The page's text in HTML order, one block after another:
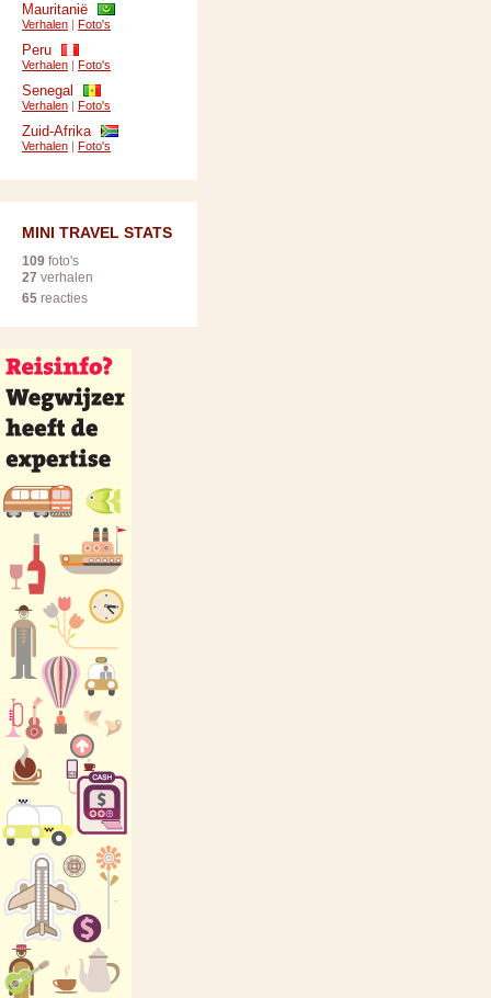
Mauritanië
Verhalen | Foto's
Peru
Verhalen | Foto's
Senegal
Verhalen | Foto's
Zuid-Afrika
Verhalen | Foto's
MINI TRAVEL STATS
109 foto's
27 verhalen
65 reacties